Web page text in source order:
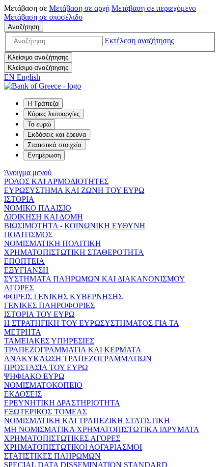
Μετάβαση σε Μετάβαση σε αρχή Μετάβαση σε περιεχόμενο
Μετάβαση σε υποσέλιδο
Αναζήτηση
Εκτέλεση αναζήτησης
Κλείσιμο αναζήτησης
Κλείσιμο αναζήτησης
EN English
Η Τράπεζα
Κύριες λειτουργίες
Το ευρώ
Εκδόσεις και έρευνα
Στατιστικά στοιχεία
Ενημέρωση
Άνοιγμα μενού
ΡΟΛΟΣ ΚΑΙ ΑΡΜΟΔΙΟΤΗΤΕΣ
ΕΥΡΩΣΥΣΤΗΜΑ ΚΑΙ ΖΩΝΗ ΤΟΥ ΕΥΡΩ
ΙΣΤΟΡΙΑ
ΝΟΜΙΚΟ ΠΛΑΙΣΙΟ
ΔΙΟΙΚΗΣΗ ΚΑΙ ΔΟΜΗ
ΒΙΩΣΙΜΟΤΗΤΑ - ΚΟΙΝΩΝΙΚΗ ΕΥΘΥΝΗ
ΠΟΛΙΤΙΣΜΟΣ
ΝΟΜΙΣΜΑΤΙΚΗ ΠΟΛΙΤΙΚΗ
ΧΡΗΜΑΤΟΠΙΣΤΩΤΙΚΗ ΣΤΑΘΕΡΟΤΗΤΑ
ΕΠΟΠΤΕΙΑ
ΕΞΥΓΙΑΝΣΗ
ΣΥΣΤΗΜΑΤΑ ΠΛΗΡΩΜΩΝ ΚΑΙ ΔΙΑΚΑΝΟΝΙΣΜΟΥ
ΑΓΟΡΕΣ
ΦΟΡΕΙΣ ΓΕΝΙΚΗΣ ΚΥΒΕΡΝΗΣΗΣ
ΓΕΝΙΚΕΣ ΠΛΗΡΟΦΟΡΙΕΣ
ΙΣΤΟΡΙΑ ΤΟΥ ΕΥΡΩ
Η ΣΤΡΑΤΗΓΙΚΗ ΤΟΥ ΕΥΡΩΣΥΣΤΗΜΑΤΟΣ ΓΙΑ ΤΑ
ΜΕΤΡΗΤΑ
ΤΑΜΕΙΑΚΕΣ ΥΠΗΡΕΣΙΕΣ
ΤΡΑΠΕΖΟΓΡΑΜΜΑΤΙΑ ΚΑΙ ΚΕΡΜΑΤΑ
ΑΝΑΚΥΚΛΩΣΗ ΤΡΑΠΕΖΟΓΡΑΜΜΑΤΙΩΝ
ΠΡΟΣΤΑΣΙΑ ΤΟΥ ΕΥΡΩ
ΨΗΦΙΑΚΟ ΕΥΡΩ
ΝΟΜΙΣΜΑΤΟΚΟΠΕΙΟ
ΕΚΔΟΣΕΙΣ
ΕΡΕΥΝΗΤΙΚΗ ΔΡΑΣΤΗΡΙΟΤΗΤΑ
ΕΞΩΤΕΡΙΚΟΣ ΤΟΜΕΑΣ
ΝΟΜΙΣΜΑΤΙΚΗ ΚΑΙ ΤΡΑΠΕΖΙΚΗ ΣΤΑΤΙΣΤΙΚΗ
ΜΗ ΝΟΜΙΣΜΑΤΙΚΑ ΧΡΗΜΑΤΟΠΙΣΤΩΤΙΚΑ ΙΔΡΥΜΑΤΑ
ΧΡΗΜΑΤΟΠΙΣΤΩΤΙΚΕΣ ΑΓΟΡΕΣ
ΧΡΗΜΑΤΟΠΙΣΤΩΤΙΚΟΙ ΛΟΓΑΡΙΑΣΜΟΙ
ΣΤΑΤΙΣΤΙΚΕΣ ΠΛΗΡΩΜΩΝ
SPECIAL DATA DISSEMINATION STANDARD